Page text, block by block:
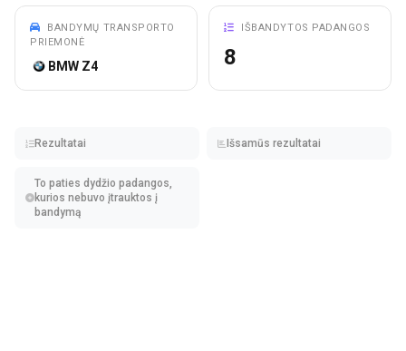
BANDYMŲ TRANSPORTO
PRIEMONĖ
BMW Z4
IŠBANDYTOS PADANGOS
8
Rezultatai Išsamūs rezultatai
To paties dydžio padangos,
kurios nebuvo įtrauktos į
bandymą